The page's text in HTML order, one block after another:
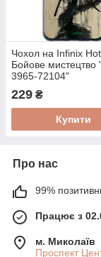
Чохол на Infinix
Бойове мистецтво
3965-72104"
229 ₴
Купити
Про нас
99%
Працює з
м. Миколаїв
Проспект